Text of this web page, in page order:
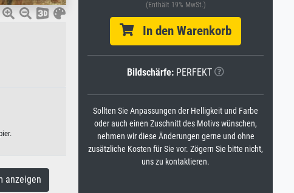
anzeigen
(Enthält 19% MwSt.)
In den Warenkorb
Bildschärfe: PERFEKT
Sollten Sie Anpassungen der Helligkeit und Farbe
oder auch einen Zuschnitt des Motivs wünschen,
nehmen wir diese Änderungen gerne und ohne
zusätzliche Kosten für Sie vor. Zögern Sie bitte nicht,
uns zu kontaktieren.